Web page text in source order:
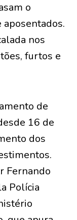
o
nos
furtos e
de
16 de
dos
Fernando
Polícia